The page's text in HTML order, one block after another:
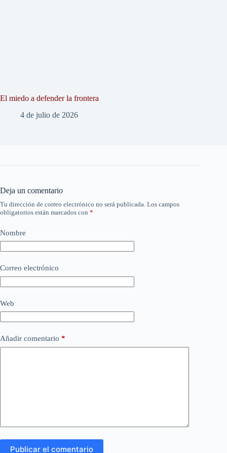
El miedo a defender la frontera
4 de julio de 2026
Deja un comentario
Tu dirección de correo electrónico no será publicada. Los campos
obligatorios están marcados con *
Nombre
Correo electrónico
Web
Añadir comentario *
Publicar el comentario